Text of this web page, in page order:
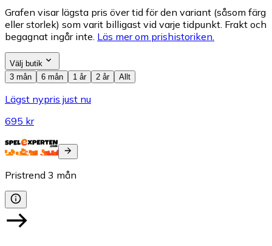
Grafen visar lägsta pris över tid för den variant (såsom färg
eller storlek) som varit billigast vid varje tidpunkt. Frakt och
begagnat ingår inte. Läs mer om prishistoriken.
Välj butik
3 mån
6 mån 1 år 2 år Allt
Lägst nypris just nu
695 kr
Pristrend 3 mån